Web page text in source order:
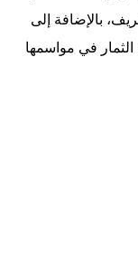
بالإضافة إلى
الثمار في مواسمها